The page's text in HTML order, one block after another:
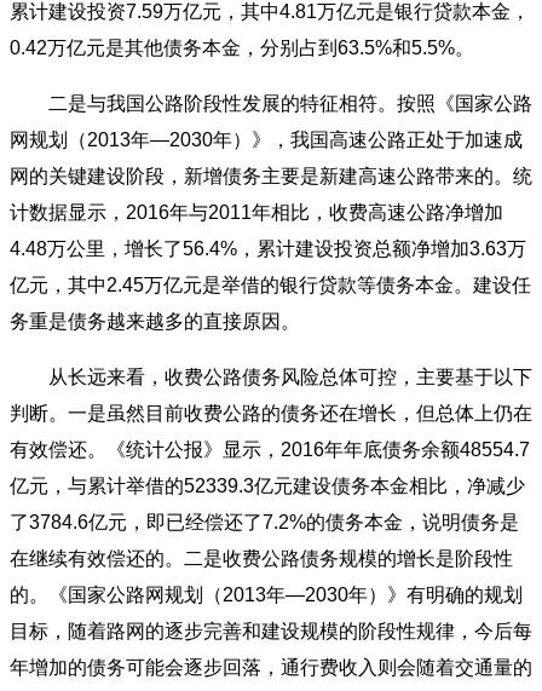
累计建设投资7.59万亿元，其中4.81万亿元是银行贷款本金，
0.42万亿元是其他债务本金，分别占到63.5%和5.5%。
二是与我国公路阶段性发展的特征相符。按照《国家公路
网规划（2013年—2030年）》，我国高速公路正处于加速成
网的关键建设阶段，新增债务主要是新建高速公路带来的。统
计数据显示，2016年与2011年相比，收费高速公路净增加
4.48万公里，增长了56.4%，累计建设投资总额净增加3.63万
亿元，其中2.45万亿元是举借的银行贷款等债务本金。建设任
务重是债务越来越多的直接原因。
从长远来看，收费公路债务风险总体可控，主要基于以下
判断。一是虽然目前收费公路的债务还在增长，但总体上仍在
有效偿还。《统计公报》显示，2016年年底债务余额48554.7
亿元，与累计举借的52339.3亿元建设债务本金相比，净减少
了3784.6亿元，即已经偿还了7.2%的债务本金，说明债务是
在继续有效偿还的。二是收费公路债务规模的增长是阶段性
的。《国家公路网规划（2013年—2030年）》有明确的规划
目标，随着路网的逐步完善和建设规模的阶段性规律，今后每
年增加的债务可能会逐步回落，通行费收入则会随着交通量的